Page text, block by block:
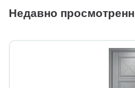
Недавно